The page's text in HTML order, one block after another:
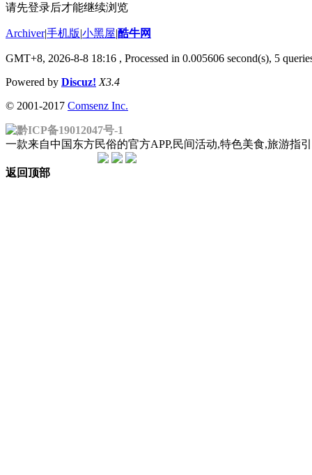
请先登录后才能继续浏览
Archiver|手机版|小黑屋|酷牛网
GMT+8, 2026-8-8 18:16 , Processed in 0.005606 second(s), 5
Powered by Discuz! X3.4
© 2001-2017 Comsenz Inc.
黔ICP备19012047号-1
一款来自中国东方民俗的官方APP,民间活动,特色美食,旅游
返回顶部